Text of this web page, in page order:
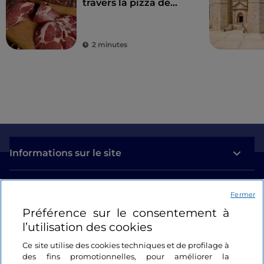
travers la pizza de
2 minutes
Informations sur le site
Se connecter
Suivez-nous
Préférence sur le consentement à
l’utilisation des cookies
Ce site utilise des cookies techniques et de profilage à
des fins promotionnelles, pour améliorer la
Fermer